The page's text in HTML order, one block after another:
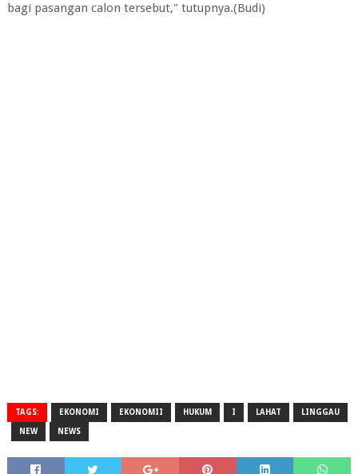
bagi pasangan calon tersebut," tutupnya.(Budi)
TAGS: EKONOMI EKONOMII HUKUM I LAHAT LINGGAU
NEW NEWS